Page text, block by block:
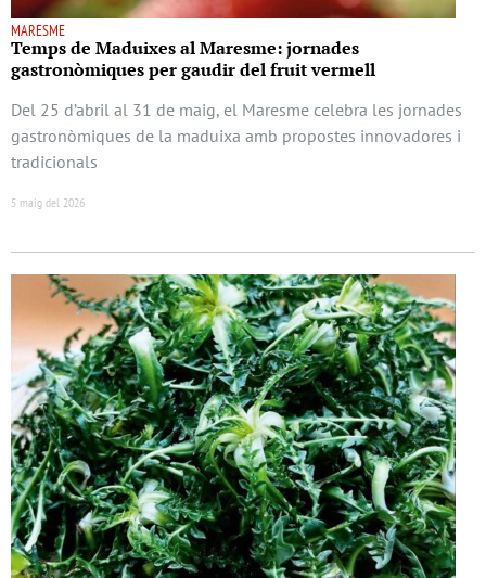
MARESME
Temps de Maduixes al Maresme: jornades
gastronòmiques per gaudir del fruit vermell
Del 25 d’abril al 31 de maig, el Maresme celebra les jornades
gastronòmiques de la maduixa amb propostes innovadores i
tradicionals
5 maig del 2026